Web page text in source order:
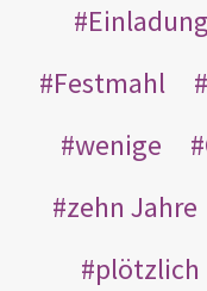
Einladung
Festmahl
wenige
zehn Jahre
plötzlich